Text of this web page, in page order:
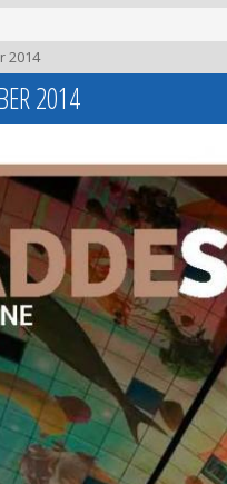
2014
2014